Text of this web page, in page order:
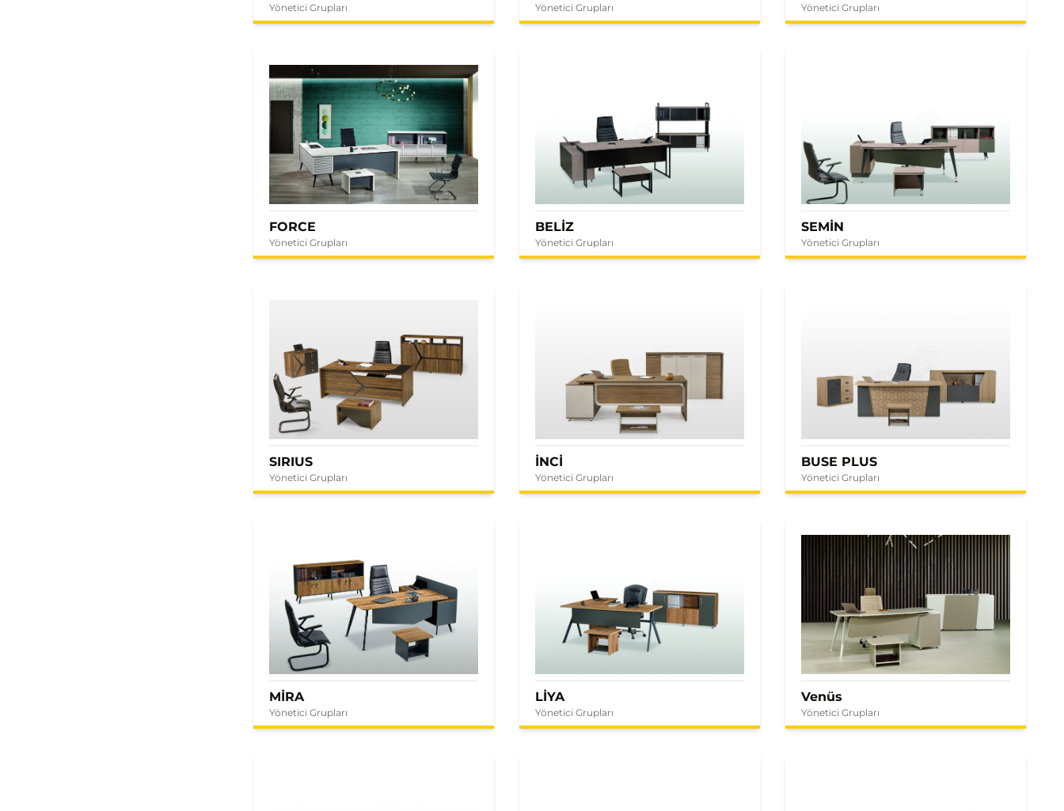
Yönetici Grupları Yönetici Grupları Yönetici Grupları
FORCE
Yönetici Grupları
BELİZ
Yönetici Grupları
SEMİN
Yönetici Grupları
SIRIUS
Yönetici Grupları
İNCİ
Yönetici Grupları
BUSE PLUS
Yönetici Grupları
MİRA
Yönetici Grupları
LİYA
Yönetici Grupları
Venüs
Yönetici Grupları